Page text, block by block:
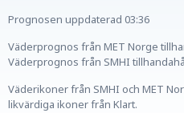
Prognosen uppdaterad 03:36
Väderprognos från MET Norge
Väderprognos från SMHI
Väderikoner från SMHI och MET
likvärdiga ikoner från Klart.